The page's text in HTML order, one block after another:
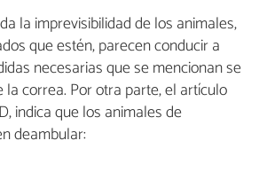
la imprevisibilidad de los animales,
que estén, parecen conducir a
necesarias que se mencionan se
correa. Por otra parte, el artículo
indica que los animales de
deambular: